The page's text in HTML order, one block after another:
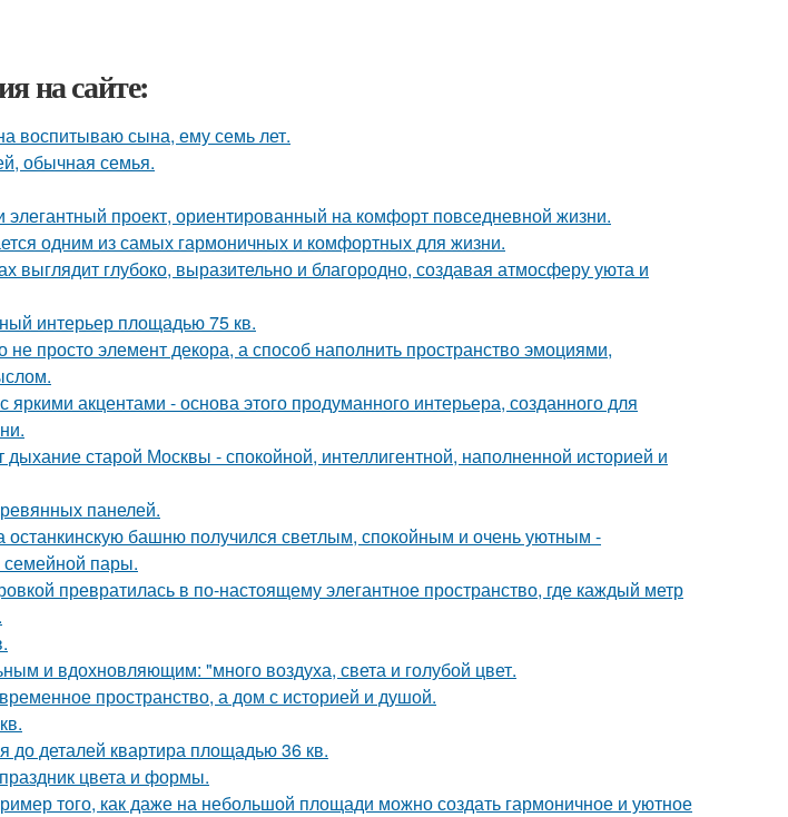
на сайте:
воспитываю сына, ему семь лет.
обычная семья.
проект, ориентированный на комфорт повседневной жизни.
одним из самых гармоничных и комфортных для жизни.
выглядит глубоко, выразительно и благородно, создавая атмосферу уюта и
интерьер площадью 75 кв.
не просто элемент декора, а способ наполнить пространство эмоциями,
акцентами - основа этого продуманного интерьера, созданного для
дыхание старой Москвы - спокойной, интеллигентной, наполненной историей и
панелей.
останкинскую башню получился светлым, спокойным и очень уютным -
пары.
превратилась в по-настоящему элегантное пространство, где каждый метр
и вдохновляющим: "много воздуха, света и голубой цвет.
пространство, а дом с историей и душой.
деталей квартира площадью 36 кв.
цвета и формы.
того, как даже на небольшой площади можно создать гармоничное и уютное